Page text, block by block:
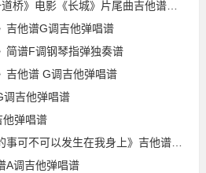
影《长城》片尾曲吉他谱E调吉他弹唱谱
吉他谱G调吉他弹唱谱
简谱F调钢琴指弹独奏谱
吉他谱 G调吉他弹唱谱
调吉他弹唱谱
他弹唱谱
可以发生在我身上》吉他谱G调吉他弹唱谱
A调吉他弹唱谱